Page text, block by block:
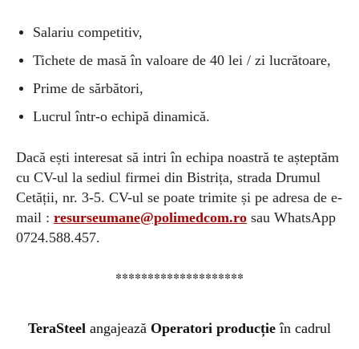
Salariu competitiv,
Tichete de masă în valoare de 40 lei / zi lucrătoare,
Prime de sărbători,
Lucrul într-o echipă dinamică.
Dacă ești interesat să intri în echipa noastră te așteptăm
cu CV-ul la sediul firmei din Bistrița, strada Drumul
Cetății, nr. 3-5. CV-ul se poate trimite și pe adresa de e-
mail : resurseumane@polimedcom.ro sau WhatsApp
0724.588.457.
********************
TeraSteel angajează Operatori producție în cadrul